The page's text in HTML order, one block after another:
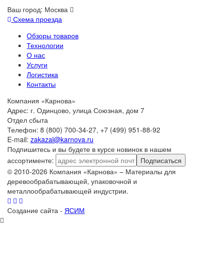
Ваш город: Москва
Схема проезда
Обзоры товаров
Технологии
О нас
Услуги
Логистика
Контакты
Компания «Карнова»
Адрес: г. Одинцово, улица Союзная, дом 7
Отдел сбыта
Телефон: 8 (800) 700-34-27, +7 (499) 951-88-92
E-mail: zakazal@karnova.ru
Подпишитесь и вы будете в курсе новинок в нашем
ассортименте:
Подписаться
© 2010-2026 Компания «Карнова» – Материалы для
деревообрабатывающей, упаковочной и
металлообрабатывающей индустрии.
Создание сайта - ЯСИМ